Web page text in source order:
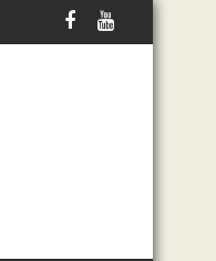
รพัฒนาอาชีพอย่างยั่งยืน